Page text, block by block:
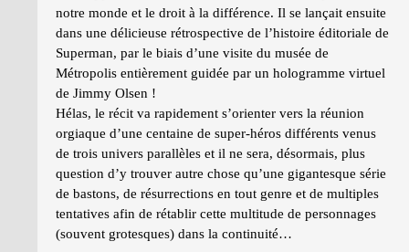
notre monde et le droit à la différence. Il se lançait ensuite
dans une délicieuse rétrospective de l’histoire éditoriale de
Superman, par le biais d’une visite du musée de
Métropolis entièrement guidée par un hologramme virtuel
de Jimmy Olsen !
Hélas, le récit va rapidement s’orienter vers la réunion
orgiaque d’une centaine de super-héros différents venus
de trois univers parallèles et il ne sera, désormais, plus
question d’y trouver autre chose qu’une gigantesque série
de bastons, de résurrections en tout genre et de multiples
tentatives afin de rétablir cette multitude de personnages
(souvent grotesques) dans la continuité…